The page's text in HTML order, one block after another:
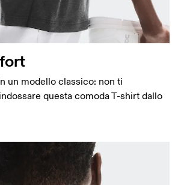
un modello classico: non ti
questa comoda T-shirt dallo